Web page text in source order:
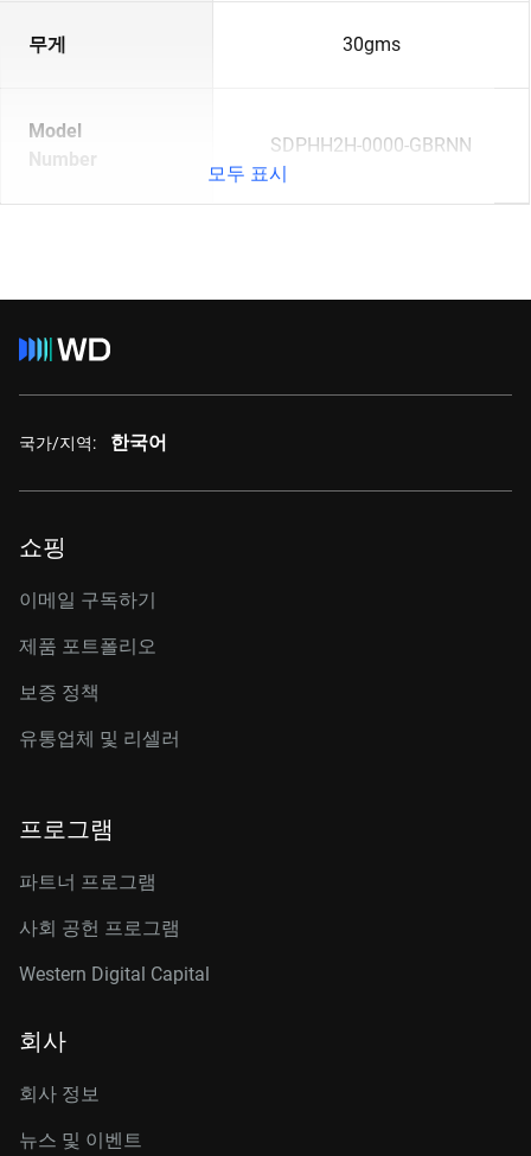
무게 30gms
Model
Number
SDPHH2H-0000-GBRNN
모두 표시
국가/지역: 한국어
쇼핑
이메일 구독하기
제품 포트폴리오
보증 정책
유통업체 및 리셀러
프로그램
파트너 프로그램
사회 공헌 프로그램
Western Digital Capital
회사
회사 정보
뉴스 및 이벤트